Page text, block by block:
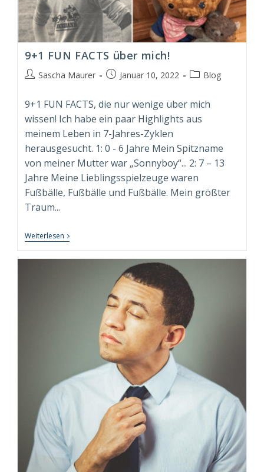
9+1 FUN FACTS über mich!
Beitrags-
Sascha Maurer
BeitragJanuar 10, 2022
Beitrags-
Blog
9+1 FUN FACTS, die nur wenige über mich
wissen! Ich habe ein paar Highlights aus
meinem Leben in 7-Jahres-Zyklen
herausgesucht. 1: 0 - 6 Jahre Mein Spitzname
von meiner Mutter war „Sonnyboy“... 2: 7 – 13
Jahre Meine Lieblingsspielzeuge waren
Fußbälle, Fußbälle und Fußbälle. Mein größter
Traum...
Weiterlesen 9+1
FUN